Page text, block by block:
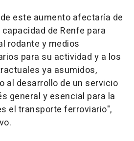
este aumento afectaría de
de Renfe para
rodante y medios
para su actividad y a los
ya asumidos,
al desarrollo de un servicio
general y esencial para la
el transporte ferroviario",